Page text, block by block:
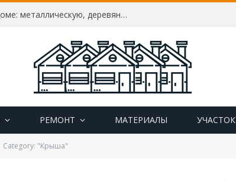
Как утеплить дверь в частном доме: металлическую, деревянную, пластиковую, утепление своими руками
РЕМОНТ МАТЕРИАЛЫ УЧАСТОК
Category: "Крыша"